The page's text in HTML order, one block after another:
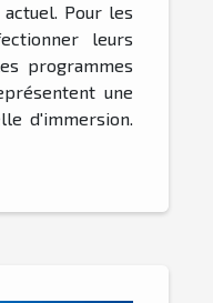
Pour les
leurs
programmes
une
d'immersion.